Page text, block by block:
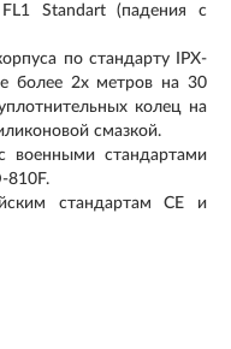
Standart (падения с
по стандарту IPX-
более 2х метров на 30
колец на
смазкой.
военными стандартами
810F.
стандартам CE и